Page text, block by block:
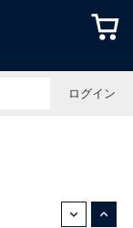
侍ジャパ
ログイン